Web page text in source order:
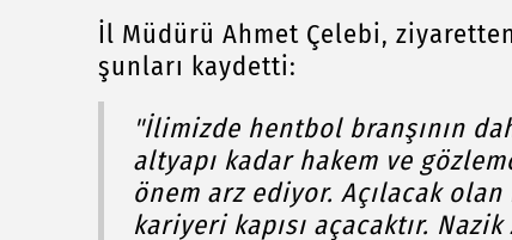
İl Müdürü Ahmet Çelebi,
şunları kaydetti:
"İlimizde hentbol branşının
altyapı kadar hakem ve
önem arz ediyor. Açılacak
kariyeri kapısı açacaktır.